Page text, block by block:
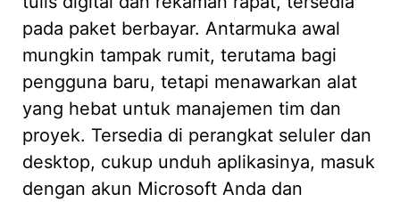
pada paket berbayar. Antarmuka awal
mungkin tampak rumit, terutama bagi
pengguna baru, tetapi menawarkan alat
yang hebat untuk manajemen tim dan
proyek. Tersedia di perangkat seluler dan
desktop, cukup unduh aplikasinya, masuk
dengan akun Microsoft Anda dan